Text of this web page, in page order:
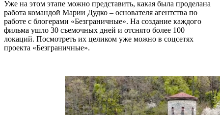
Уже на этом этапе можно представить, какая была проделана
работа командой Марии Дудко – основателя агентства по
работе с блогерами «Безграничные». На создание каждого
фильма ушло 30 съемочных дней и отснято более 100
локаций. Посмотреть их целиком уже можно в соцсетях
проекта «Безграничные».